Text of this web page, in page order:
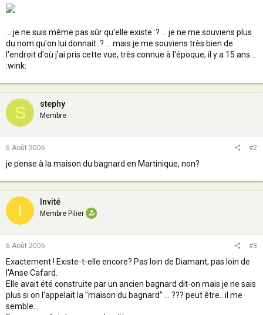
... je ne suis même pas sûr qu'elle existe :? ... je ne me souviens plus
du nom qu'on lui donnait :? ... mais je me souviens très bien de
l'endroit d'où j'ai pris cette vue, très connue à l'époque, il y a 15 ans...
:wink:
S stephy
Membre
6 Août 2006 #2
je pense à la maison du bagnard en Martinique, non?
I Invité
Membre Pilier
6 Août 2006 #3
Exactement ! Existe-t-elle encore? Pas loin de Diamant, pas loin de
l'Anse Cafard.
Elle avait été construite par un ancien bagnard dit-on mais je ne sais
plus si on l'appelait la "maison du bagnard" ... ??? peut être...il me
semble...